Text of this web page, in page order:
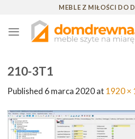
content
MEBLE Z MIŁOŚCI DO
210-3T1
Published 6 marca 2020at 1920 ×